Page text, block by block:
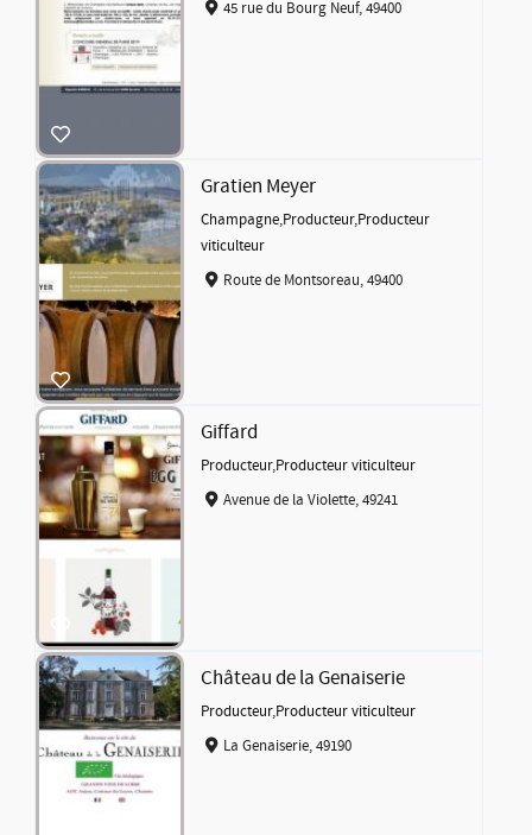
45 rue du Bourg Neuf, 49400
Gratien Meyer
Champagne,Producteur,Producteur
viticulteur
Route de Montsoreau, 49400
Giffard
Producteur,Producteur viticulteur
Avenue de la Violette, 49241
Château de la Genaiserie
Producteur,Producteur viticulteur
La Genaiserie, 49190